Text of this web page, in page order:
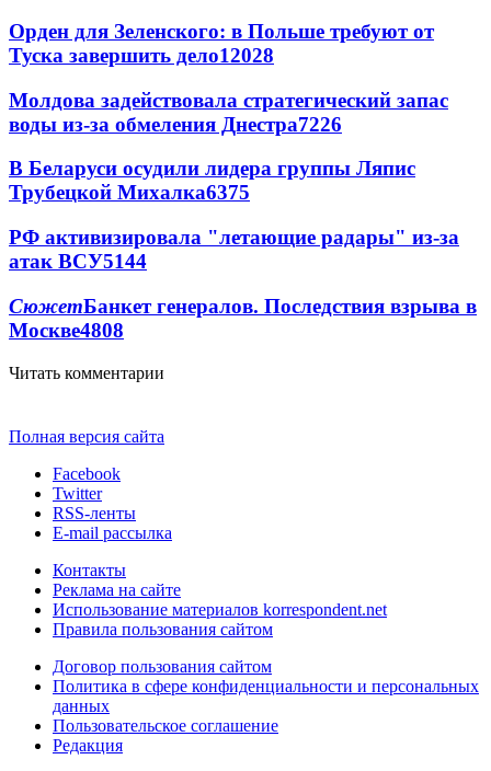
Орден для Зеленского: в Польше требуют от
Туска завершить дело12028
Молдова задействовала стратегический запас
воды из-за обмеления Днестра7226
В Беларуси осудили лидера группы Ляпис
Трубецкой Михалка6375
РФ активизировала "летающие радары" из-за
атак ВСУ5144
СюжетБанкет генералов. Последствия взрыва в
Москве4808
Читать комментарии
Полная версия сайта
Facebook
Twitter
RSS-ленты
E-mail рассылка
Контакты
Реклама на сайте
Использование материалов korrespondent.net
Правила пользования сайтом
Договор пользования сайтом
Политика в сфере конфиденциальности и персональных
данных
Пользовательское соглашение
Редакция